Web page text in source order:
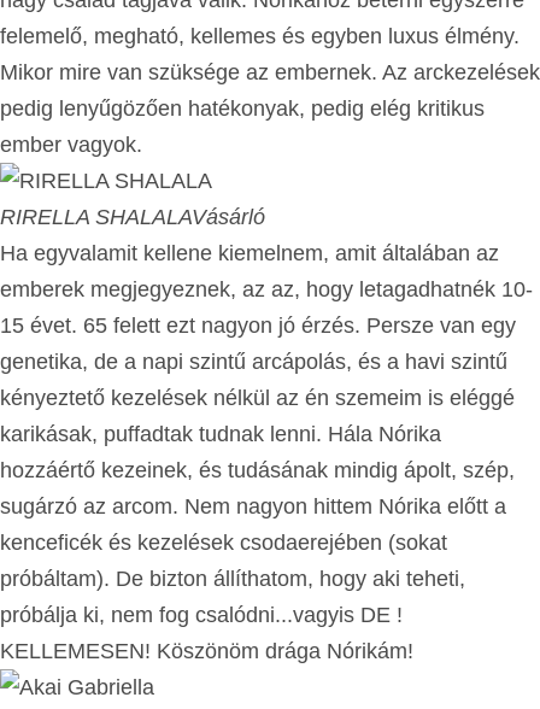
felemelő, megható, kellemes és egyben luxus élmény.
Mikor mire van szüksége az embernek. Az arckezelések
pedig lenyűgözően hatékonyak, pedig elég kritikus
ember vagyok.
RIRELLA SHALALAVásárló
Ha egyvalamit kellene kiemelnem, amit általában az
emberek megjegyeznek, az az, hogy letagadhatnék 10-
15 évet. 65 felett ezt nagyon jó érzés. Persze van egy
genetika, de a napi szintű arcápolás, és a havi szintű
kényeztető kezelések nélkül az én szemeim is eléggé
karikásak, puffadtak tudnak lenni. Hála Nórika
hozzáértő kezeinek, és tudásának mindig ápolt, szép,
sugárzó az arcom. Nem nagyon hittem Nórika előtt a
kenceficék és kezelések csodaerejében (sokat
próbáltam). De bizton állíthatom, hogy aki teheti,
próbálja ki, nem fog csalódni...vagyis DE !
KELLEMESEN! Köszönöm drága Nórikám!